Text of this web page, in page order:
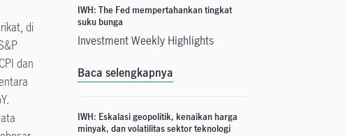
di
dan
IWH: The Fed mempertahankan tingkat
suku bunga
Investment Weekly Highlights
Baca selengkapnya
IWH: Eskalasi geopolitik, kenaikan harga
minyak, dan volatilitas sektor teknologi